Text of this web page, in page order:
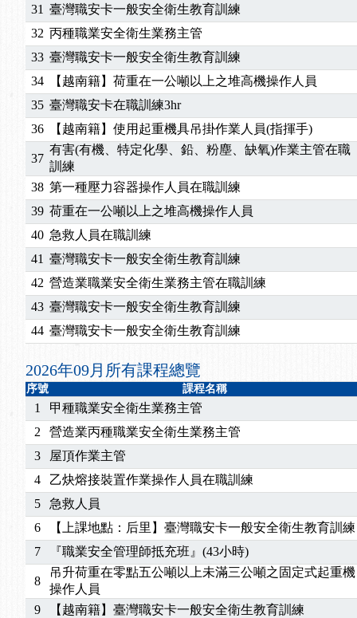
2025/11/10【中心公告】因應颱風來襲，若遇停班停課消息 補
2025/10/30【進修課程】2026年，課程意見蒐集~
2025/08/20 【進修課程】SDS格式百百種？專業講師帶您判斷
2025/08/12【中心公告】因應颱風來襲，若遇停班停課消息 補
2025/07/06 【中心公告】颱風假114/07/07停班停課
2025/06/06 【進修課程】～～前導課程看這邊推出囉～～
2025/05/29 【進修課程】前導課程推出公告！
2025/04/28【進修課程】要怎麼進修自我？課程百百種選擇好
2025/01/21
訓測驗
2025/01/15【線上課程】碳中和核心職能系列課程資訊
2026/07/15【免費研習】115年製造業危害預防職場安衛法令
2026/07/08 【中心公告】因應颱風來襲，若遇停班停課消息 補
2026/05/06【產業人才投資】06/03-06/08堆高機課程，政府出
2026/04/24【製程安全評估人員】開課囉
2025/11/11【中心公告】颱風假11/12停班停課
2025/11/10【中心公告】因應颱風來襲，若遇停班停課消息 補
2025/10/30【進修課程】2026年，課程意見蒐集~
2025/08/12 【中心公告】因應颱風來襲，若遇停班停課消息
【中心公告】颱風假114/07/07停班停課
2025/06/06【進修課程】～～前導課程看這邊推出囉～～
2025/05/29【進修課程】前導課程推出公告！
2025/04/28 【進修課程】要怎麼進修自我？課程百百種選擇好
2025/01/21「高壓氣體製造安全主任」、「隧道等襯砌作業主
訓測驗
2025/01/15【線上課程】碳中和核心職能系列課程資訊
2026/07/15
2026/07/08【中心公告】因應颱風來襲，若遇停班停課消息 補
2026/05/06【產業人才投資】06/03-06/08堆高機課程，政府出
2026/04/24【製程安全評估人員】開課囉
2025/11/11
2025/11/10【中心公告】因應颱風來襲，若遇停班停課消息 補
31 臺灣職安卡一般安全衛生教育訓練
32 丙種職業安全衛生業務主管
33 臺灣職安卡一般安全衛生教育訓練
34
【越南籍】荷重在一公噸以上之堆高機操作人員
35 臺灣職安卡在職訓練3hr
36
【越南籍】使用起重機具吊掛作業人員(指揮手)
37
有害(有機、特定化學、鉛、粉塵、缺氧)作業主管在職
訓練
38 第一種壓力容器操作人員在職訓練
39 荷重在一公噸以上之堆高機操作人員
40 急救人員在職訓練
41 臺灣職安卡一般安全衛生教育訓練
42 營造業職業安全衛生業務主管在職訓練
43 臺灣職安卡一般安全衛生教育訓練
44 臺灣職安卡一般安全衛生教育訓練
2026年09月所有課程總覽
序號 課程名稱
1
甲種職業安全衛生業務主管
2
營造業丙種職業安全衛生業務主管
3
屋頂作業主管
4
乙炔熔接裝置作業操作人員在職訓練
5
急救人員
6
【上課地點：后里】臺灣職安卡一般安全衛生教育訓練
7
『職業安全管理師抵充班』(43小時)
8
吊升荷重在零點五公噸以上未滿三公噸之固定式起重機
操作人員
9
【越南籍】臺灣職安卡一般安全衛生教育訓練